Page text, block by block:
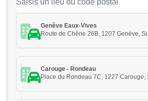
Genève Eaux-Vives
Route de Chêne 26B, 1207 Genève,
Carouge - Rondeau
Place du Rondeau 7C, 1227 Carouge,